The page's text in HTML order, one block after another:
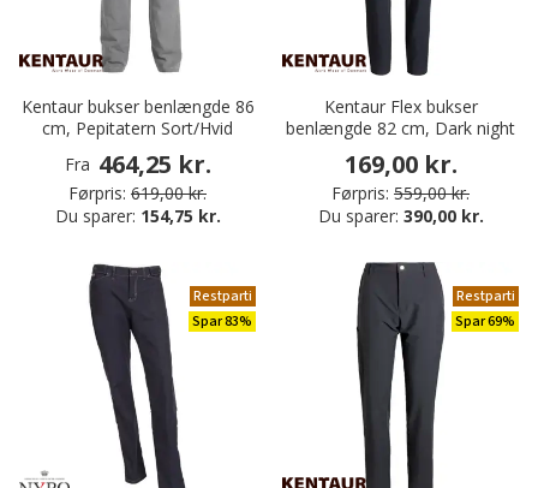
Kentaur bukser benlængde 86
cm, Pepitatern Sort/Hvid
Fra 464,25 kr.
Førpris: 619,00 kr.
Du sparer: 154,75 kr.
Kentaur Flex bukser
benlængde 82 cm, Dark night
169,00 kr.
Førpris: 559,00 kr.
Du sparer: 390,00 kr.
Restparti
Spar 83%
Restparti
Spar 69%